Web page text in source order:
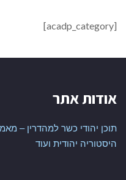
[acadp_category]
אודות אתר
תוכן יהודי כשר למהדרין –
היסטוריה יהודית ועוד